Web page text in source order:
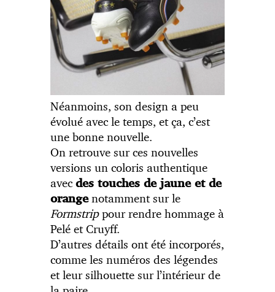
Néanmoins, son design a peu
évolué avec le temps, et ça, c’est
une bonne nouvelle.
On retrouve sur ces nouvelles
versions un coloris authentique
avecdes touches de jaune et de
orangenotamment sur le
Formstrippour rendre hommage à
Pelé et Cruyff.
D’autres détails ont été incorporés,
comme les numéros des légendes
et leur silhouette sur l’intérieur de